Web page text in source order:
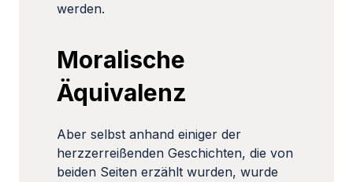
werden.
Moralische
Äquivalenz
Aber selbst anhand einiger der
herzzerreißenden Geschichten, die von
beiden Seiten erzählt wurden, wurde